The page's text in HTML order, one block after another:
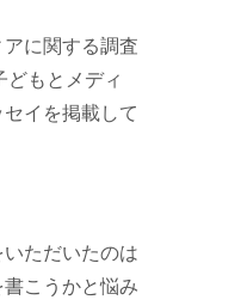
に関する調査
どもとメディ
イを掲載して
ただいたのは
こうかと悩み